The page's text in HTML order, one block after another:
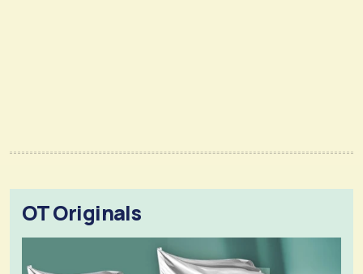
OT Originals